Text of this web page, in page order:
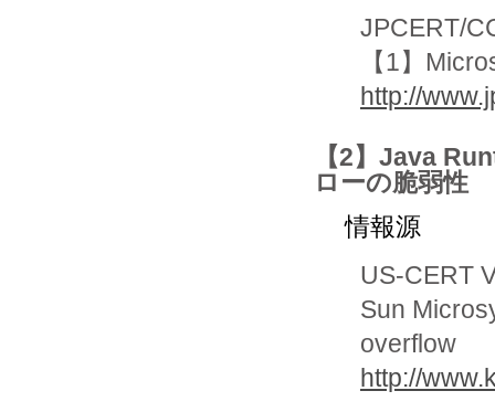
JPCERT/
【1】
http://
【2】Java
ローの脆弱性
情報源
US-CERT
Sun
overflow
http://